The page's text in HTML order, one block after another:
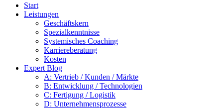
Start
Leistungen
Geschäftskern
Spezialkenntnisse
Systemisches Coaching
Karriereberatung
Kosten
Expert Blog
A: Vertrieb / Kunden / Märkte
B: Entwicklung / Technologien
C: Fertigung / Logistik
D: Unternehmensprozesse